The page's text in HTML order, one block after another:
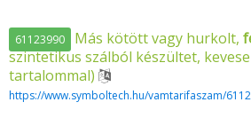
61123990 Más kötött vagy hurkolt,
szintetikus szálból készültet,
tartalommal)
https://www.symboltech.hu/vamtarifaszam/